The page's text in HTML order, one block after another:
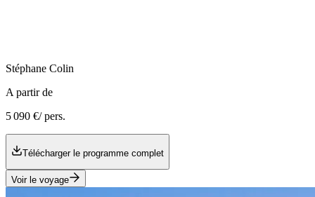
Stéphane Colin
A partir de
5 090 €/ pers.
Télécharger le programme complet
Voir le voyage